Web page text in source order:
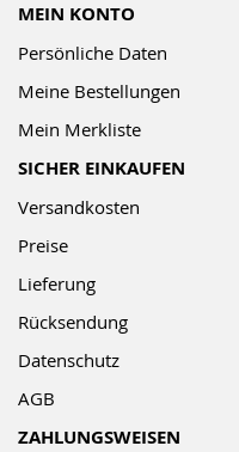
MEIN KONTO
Persönliche Daten
Meine Bestellungen
Mein Merkliste
SICHER EINKAUFEN
Versandkosten
Preise
Lieferung
Rücksendung
Datenschutz
AGB
ZAHLUNGSWEISEN